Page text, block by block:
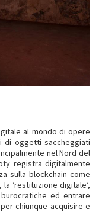
al mondo di opere
di oggetti saccheggiati
nel Nord del
registra digitalmente
sulla blockchain come
‘restituzione digitale’,
ed entrare
chiunque acquisire e